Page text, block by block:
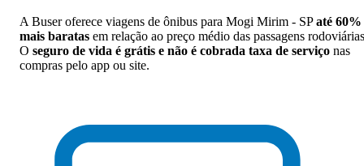
A Buser oferece viagens de ônibus para Mogi Mirim - SPaté 60%
mais baratas em relação ao preço médio das passagens
O seguro de vida é grátis e não é cobrada taxa de serviço nas
compras pelo app ou site.